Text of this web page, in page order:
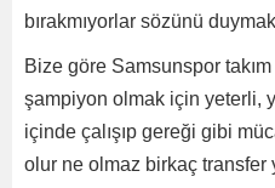
bırakmıyorlar sözünü
Bize göre Samsunspor
şampiyon olmak için yeterli,
içinde çalışıp gereği gibi
olur ne olmaz birkaç transfer